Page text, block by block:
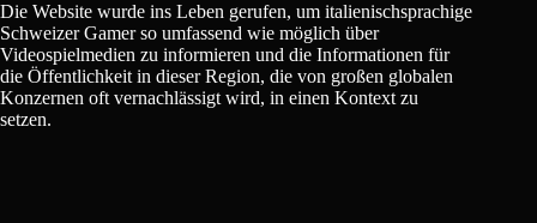
Die Website wurde ins Leben gerufen, um italienischsprachige
Schweizer Gamer so umfassend wie möglich über
Videospielmedien zu informieren und die Informationen für
die Öffentlichkeit in dieser Region, die von großen globalen
Konzernen oft vernachlässigt wird, in einen Kontext zu
setzen.